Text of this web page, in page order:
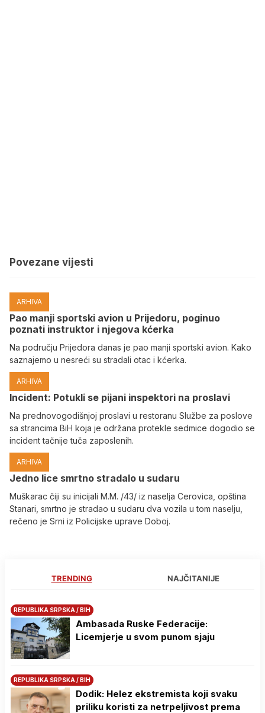
Povezane vijesti
ARHIVA
Pao manji sportski avion u Prijedoru, poginuo
poznati instruktor i njegova kćerka
Na području Prijedora danas je pao manji sportski avion. Kako
saznajemo u nesreći su stradali otac i kćerka.
ARHIVA
Incident: Potukli se pijani inspektori na proslavi
Na prednovogodišnjoj proslavi u restoranu Službe za poslove
sa strancima BiH koja je održana protekle sedmice dogodio se
incident tačnije tuča zaposlenih.
ARHIVA
Јedno lice smrtno stradalo u sudaru
Muškarac čiji su inicijali M.M. /43/ iz naselja Cerovica, opština
Stanari, smrtno je stradao u sudaru dva vozila u tom naselju,
rečeno je Srni iz Policijske uprave Doboj.
TRENDING NAJČITANIJE
REPUBLIKA SRPSKA / BIH
Ambasada Ruske Federacije:
Licemjerje u svom punom sjaju
REPUBLIKA SRPSKA / BIH
Dodik: Helez ekstremista koji svaku
priliku koristi za netrpeljivost prema